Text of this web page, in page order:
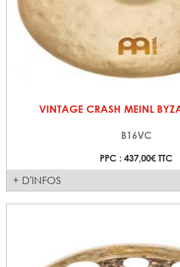
VINTAGE CRASH MEINL
B16VC
PPC : 437,00€ TTC
+ D'INFOS